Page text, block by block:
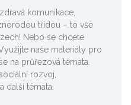
komunikace,
třídou – to vše
Nebo se chcete
naše materiály pro
na průřezová témata.
rozvoj,
další témata.